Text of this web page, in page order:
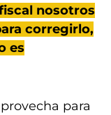
nosotros
corregirlo,
es
para